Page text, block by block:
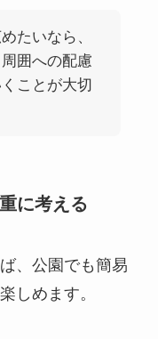
たいなら、
囲への配慮
ことが大切
に考える
、公園でも簡易
しめます。